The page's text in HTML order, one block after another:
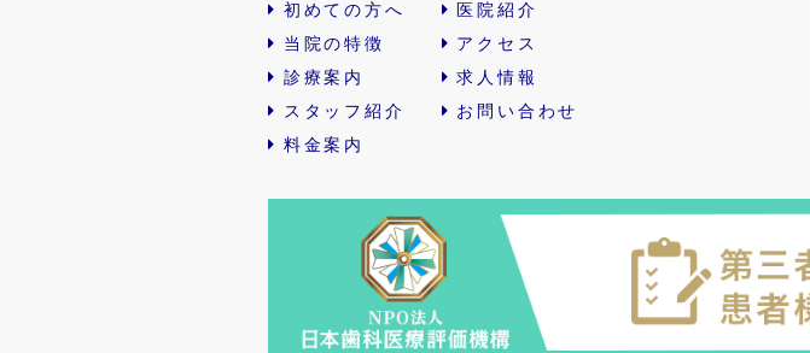
初めての方へ
当院の特徴
診療案内
スタッフ紹介
料金案内
医院紹介
アクセス
求人情報
お問い合わせ